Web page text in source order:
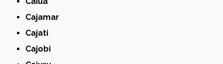
Cajamar
Cajati
Cajobi